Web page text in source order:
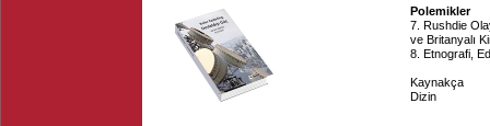
Polemikler
7. Rushdie
ve Britanyalı
8. Etnografi,
Kaynakça
Dizin